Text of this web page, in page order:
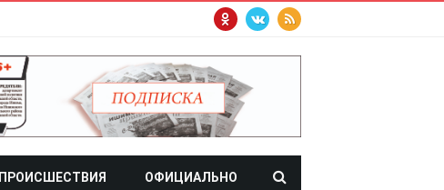
ПРОИСШЕСТВИЯ ОФИЦИАЛЬНО